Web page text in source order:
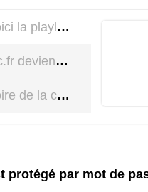
Protégé : Et voici la playlist de Tunic
Protégé : Tunic.fr devient Tunic.bzh
Protégé : Histoire de la communauté – La suite
protégé par mot de